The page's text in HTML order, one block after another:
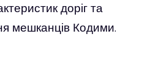
доріг та
мешканців Кодими.